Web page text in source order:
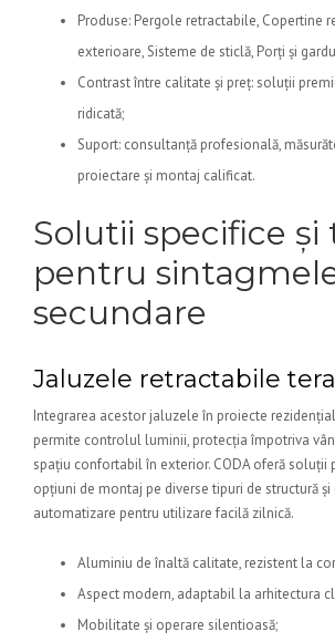
Produse: Pergole retractabile, Copertine
exterioare, Sisteme de sticlă, Porți și
Contrast între calitate și preț: soluții
ridicată;
Suport: consultanță profesională,
proiectare și montaj calificat.
Solutii specifice și
pentru
secundare
Jaluzele retractabile
Integrarea acestor jaluzele în proiecte
permite controlul luminii, protecția împotriva
spațiu confortabil în exterior. CODA oferă soluții
opțiuni de montaj pe diverse tipuri de structură
automatizare pentru utilizare facilă zilnică.
Aluminiu de înaltă calitate, rezistent la
Aspect modern, adaptabil la arhitectura
Mobilitate și operare silentioasă;